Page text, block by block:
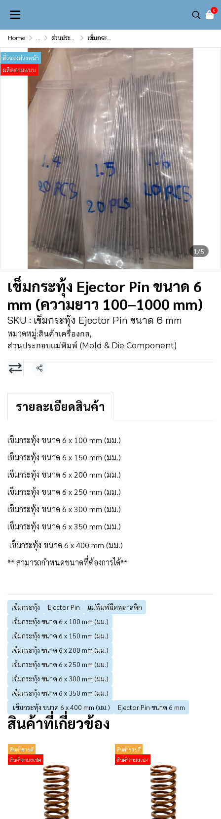
0
Home ... ส่วนประกอบเเม่พิมพ์ (Mold & Die Component) เข็มกระทุ้ง Ejector Pin ขนาด 6 mm (ความยาว 100–1000 mm)
1/5
สั่งจองล่วงหน้า
ผลิตตามเเบบ
เข็มกระทุ้ง Ejector Pin ขนาด 6
mm (ความยาว 100–1000 mm)
SKU : เข็มกระทุ้ง Ejector Pin ขนาด 6 mm
หมวดหมู่:สินค้าเครื่องกล,
ส่วนประกอบเเม่พิมพ์ (Mold & Die Component)
แชร์
รายละเอียดสินค้า
เข็มกระทุ้ง ขนาด 6 x 100 mm (มม.)
เข็มกระทุ้ง ขนาด 6 x 150 mm (มม.)
เข็มกระทุ้ง ขนาด 6 x 200 mm (มม.)
เข็มกระทุ้ง ขนาด 6 x 250 mm (มม.)
เข็มกระทุ้ง ขนาด 6 x 300 mm (มม.)
เข็มกระทุ้ง ขนาด 6 x 350 mm (มม.)
เข็มกระทุ้ง ขนาด 6 x 400 mm (มม.)
** สามารถกำหนดขนาดที่ต้องการได้**
เข็มกระทุ้ง Ejector Pin
แม่พิมพ์ฉีดพลาสติก
เข็มกระทุ้ง ขนาด 6 x 100 mm (มม.)
เข็มกระทุ้ง ขนาด 6 x 150 mm (มม.)
เข็มกระทุ้ง ขนาด 6 x 200 mm (มม.)
เข็มกระทุ้ง ขนาด 6 x 250 mm (มม.)
เข็มกระทุ้ง ขนาด 6 x 300 mm (มม.)
เข็มกระทุ้ง ขนาด 6 x 350 mm (มม.)
เข็มกระทุ้ง ขนาด 6 x 400 mm (มม.)
Ejector Pin ขนาด 6 mm
สินค้าที่เกี่ยวข้อง
สินค้าขายดี
สินค้าตามสเปค
สินค้าขายดี
สินค้าตามสเปค